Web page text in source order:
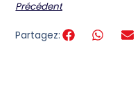
Précédent
Partagez: